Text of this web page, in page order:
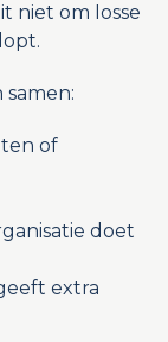
niet om losse
of
doet
extra